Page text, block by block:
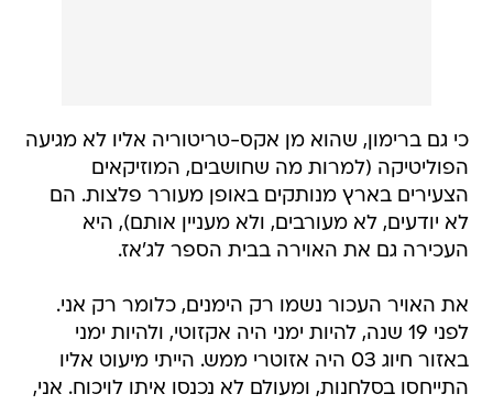
כי גם ברימון, שהוא מן אקס-טריטוריה אליו לא מגיעה
הפוליטיקה (למרות מה שחושבים, המוזיקאים
הצעירים בארץ מנותקים באופן מעורר פלצות. הם
לא יודעים, לא מעורבים, ולא מעניין אותם), היא
העכירה גם את האוירה בבית הספר לג'אז.
את האויר העכור נשמו רק הימנים, כלומר רק אני.
לפני 19 שנה, להיות ימני היה אקזוטי, ולהיות ימני
באזור חיוג 03 היה אזוטרי ממש. הייתי מיעוט אליו
התייחסו בסלחנות, ומעולם לא נכנסו איתו לויכוח. אני,